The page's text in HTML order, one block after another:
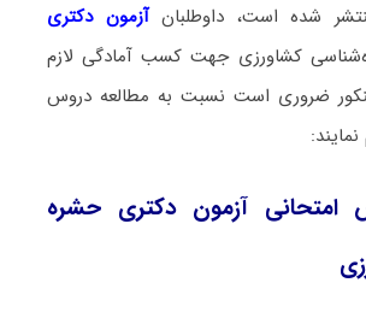
شده است، داوطلبان آزمون دکتری
کشاورزی جهت کسب آمادگی لازم
ضروری است نسبت به مطالعه دروس
امتحانی آزمون دکتری حشره‌